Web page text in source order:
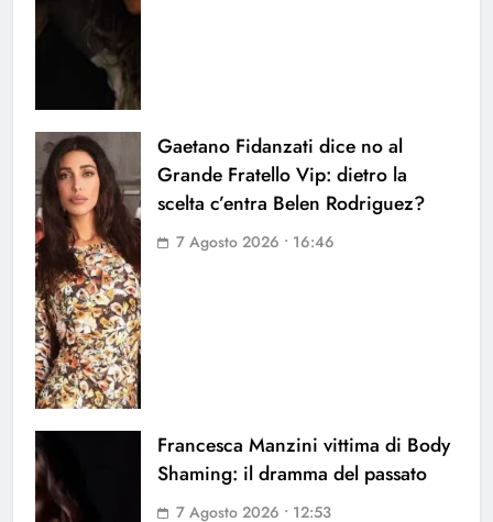
Gaetano Fidanzati dice no al
Grande Fratello Vip: dietro la
scelta c’entra Belen Rodriguez?
7 Agosto 2026 • 16:46
Francesca Manzini vittima di Body
Shaming: il dramma del passato
7 Agosto 2026 • 12:53